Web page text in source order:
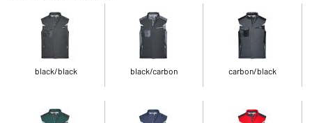
black/black black/carbon carbon/black